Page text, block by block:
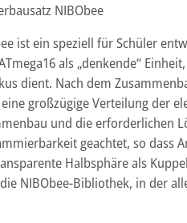
NIBObee
ist ein speziell für Schüler
als „denkende“
dient. Nach dem
großzügige Verteilung der
und die erforderlichen
geachtet, so dass
Halbsphäre als
NIBObee-Bibliothek, in der